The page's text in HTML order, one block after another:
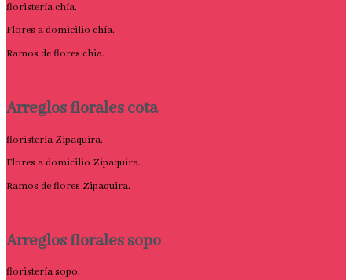
floristería chía.
Flores a domicilio chía.
Ramos de flores chia.
Arreglos florales cota
floristería Zipaquira.
Flores a domicilio Zipaquira.
Ramos de flores Zipaquira.
Arreglos florales sopo
floristería sopo.